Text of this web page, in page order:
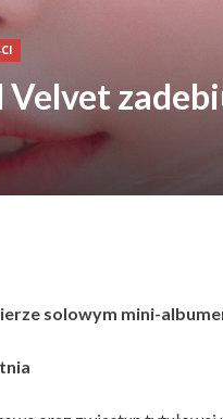
solowym mini-